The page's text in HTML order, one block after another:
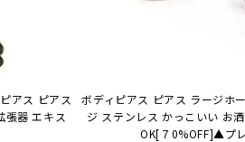
アス ピアス
張器 エキス
ボディピアス ピアス ラージホ
ジ ステンレス かっこいい お
OK[７0%OFF]▲プ